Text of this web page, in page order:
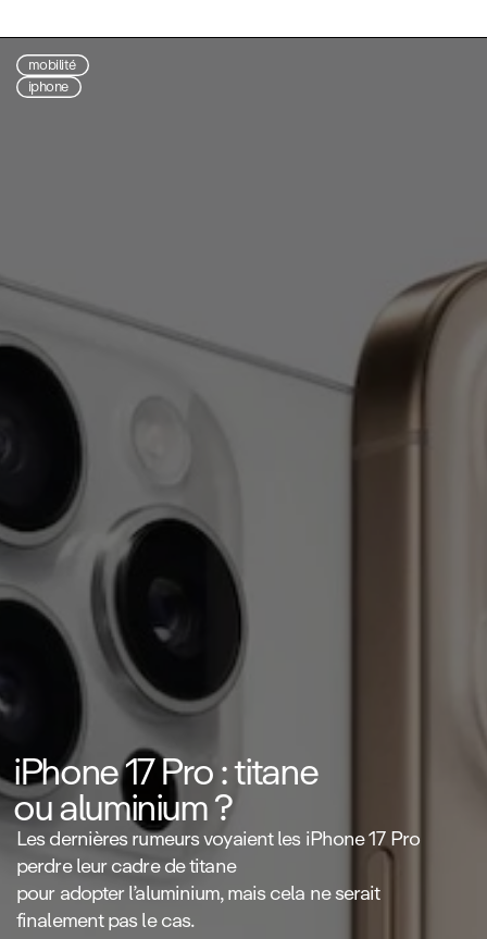
mobilité
iphone
iPhone 17 Pro : titane
ou aluminium ?
Les dernières rumeurs voyaient les iPhone 17 Pro
perdre leur cadre de titane
pour adopter l’aluminium, mais cela ne serait
finalement pas le cas.